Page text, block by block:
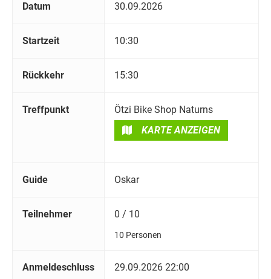
Datum 30.09.2026
Startzeit 10:30
Rückkehr 15:30
Treffpunkt
Ötzi Bike Shop Naturns
KARTE ANZEIGEN
Guide Oskar
Teilnehmer 0 / 10
10 Personen
Anmeldeschluss 29.09.2026 22:00